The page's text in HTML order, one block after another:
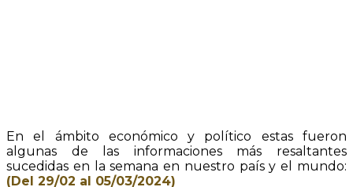
En el ámbito económico y político estas fueron
algunas de las informaciones más resaltantes
sucedidas en la semana en nuestro país y el mundo:
(Del 29/02 al 05/03/2024)